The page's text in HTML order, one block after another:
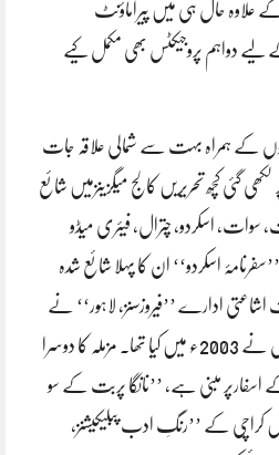
علاوہ حال ہی میں پیراماؤنٹ
لیے دواہم پروجیکٹس بھی مکمل کیے
کے ہمراہ بہت سے شمالی علاقہ جات
گئی کچھ تحریریں کالج میگزینزمیں شائع
سوات، اسکردو، چترال، فیئری میڈو
اسکردو‘‘ ان کا پہلا شائع شدہ
ادارے ’’فیروزسنز، لاہور‘‘ نے
2006ء میں شائع کیا۔ یہ سفرانہوں نے 2003ء میں کیا تھا۔ مزملہ کا دوسرا
اسفارپر مبنی ہے، ’’نانگا پربت کے سو
کے ’’رنگِ ادب پبلیکیشنز،